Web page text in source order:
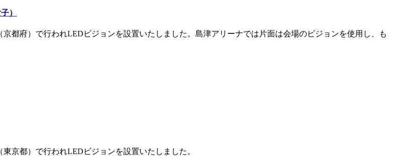
）
都府）で行われLEDビジョンを設置いたしました。島津アリーナでは片面は会場のビジョンを使用し、も
京都）で行われLEDビジョンを設置いたしました。